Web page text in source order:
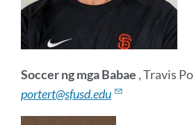
Soccer ng mga Babae , Travis
portert@sfusd.edu